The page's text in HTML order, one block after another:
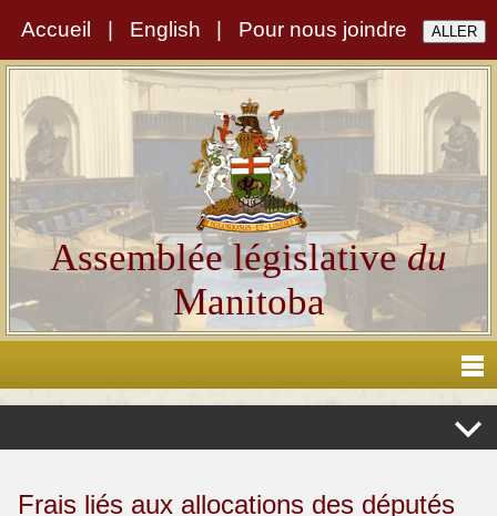
Accueil English Pour nous joindre
Assemblée législativedu
Manitoba
Frais liés aux allocations des députés